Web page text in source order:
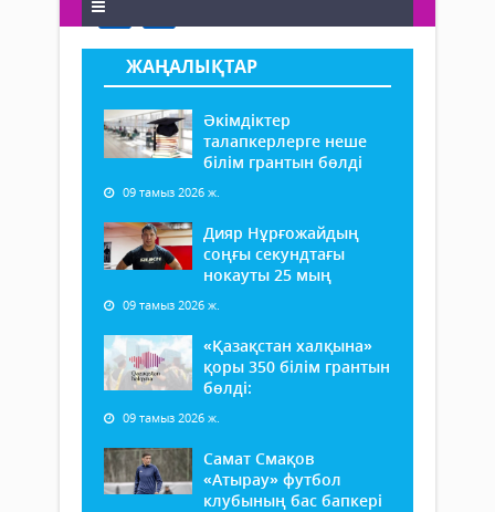
ЖАҢАЛЫҚТАР
Әкімдіктер
талапкерлерге неше
білім грантын бөлді
09 тамыз 2026 ж.
Дияр Нұрғожайдың
соңғы секундтағы
нокауты 25 мың
09 тамыз 2026 ж.
«Қазақстан халқына»
қоры 350 білім грантын
бөлді:
09 тамыз 2026 ж.
Самат Смақов
«Атырау» футбол
клубының бас бапкері